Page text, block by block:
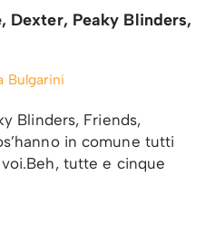
Dexter, Peaky Blinders,
Bulgarini
Blinders, Friends,
in comune tutti
tutte e cinque